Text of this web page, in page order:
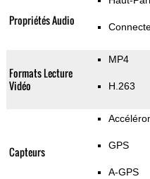
Propriétés Audio
Formats Lecture
Vidéo
MP4
H.263
Capteurs GPS
A-GPS